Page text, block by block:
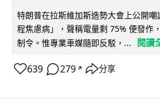
特朗普在拉斯維加斯造勢大會上公開
程焦慮病」，聲稱電量剩 75% 便發作
制令。惟專業車媒隨即反駁，...
閱讀
639 279 ↗ 分享